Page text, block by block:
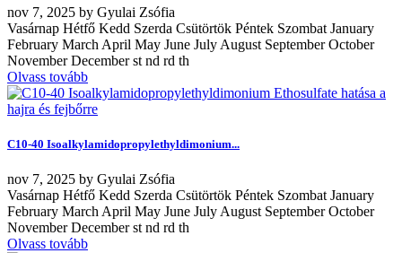
nov 7, 2025 by Gyulai Zsófia
Vasárnap Hétfő Kedd Szerda Csütörtök Péntek Szombat January
February March April May June July August September October
November December st nd rd th
Olvass tovább
C10-40 Isoalkylamidopropylethyldimonium...
nov 7, 2025 by Gyulai Zsófia
Vasárnap Hétfő Kedd Szerda Csütörtök Péntek Szombat January
February March April May June July August September October
November December st nd rd th
Olvass tovább